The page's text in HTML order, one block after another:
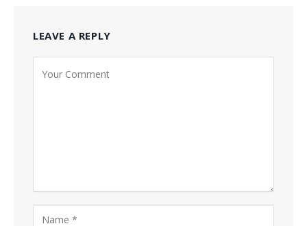
LEAVE A REPLY